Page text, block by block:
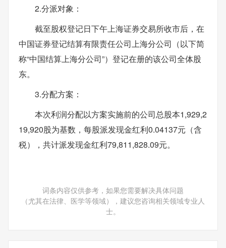
2.分派对象：
截至股权登记日下午上海证券交易所收市后，在
中国证券登记结算有限责任公司上海分公司（以下简
称“中国结算上海分公司”）登记在册的该公司全体股
东。
3.分配方案：
本次利润分配以方案实施前的公司总股本1,929,2
19,920股为基数，每股派发现金红利0.04137元（含
税），共计派发现金红利79,811,828.09元。
词条内容仅供参考，如果您需要解决具体问题
（尤其在法律、医学等领域），建议您咨询相关领域专业人
士。